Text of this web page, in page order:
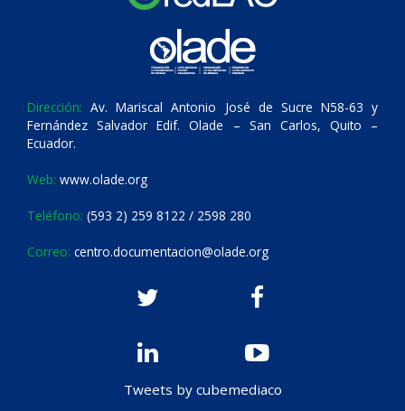
Dirección: Av. Mariscal Antonio José de Sucre N58-63 y
Fernández Salvador Edif. Olade – San Carlos, Quito –
Ecuador.
Web: www.olade.org
Teléfono: (593 2) 259 8122 / 2598 280
Correo: centro.documentacion@olade.org
Tweets by cubemediaco